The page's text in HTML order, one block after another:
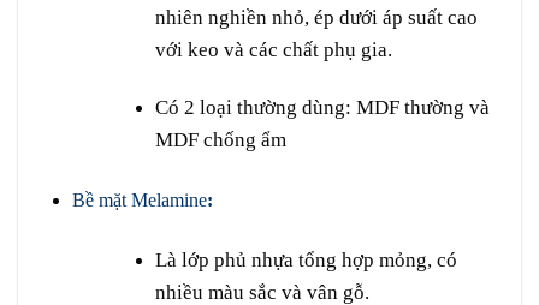
nhiên nghiền nhỏ, ép dưới áp suất cao
với keo và các chất phụ gia.
Có 2 loại thường dùng: MDF thường và
MDF chống ẩm
Bề mặt Melamine:
Là lớp phủ nhựa tổng hợp mỏng, có
nhiều màu sắc và vân gỗ.